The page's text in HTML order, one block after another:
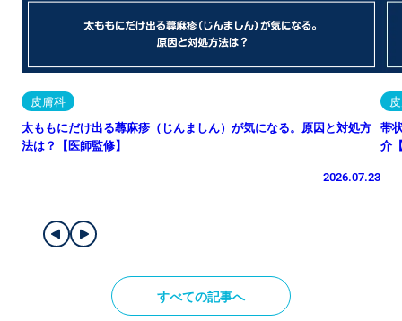
皮膚科
太ももにだけ出る蕁麻疹（じんましん）が気になる。原因と対処方
法は？【医師監修】
2026.07.23
帯
介
すべての記事へ